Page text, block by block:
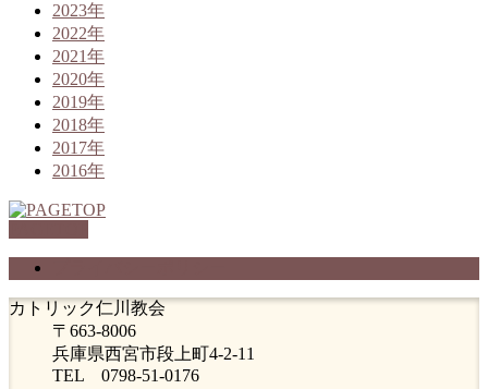
2023年
2022年
2021年
2020年
2019年
2018年
2017年
2016年
カトリック仁川教会
〒663-8006
兵庫県西宮市段上町4-2-11
TEL 0798-51-0176